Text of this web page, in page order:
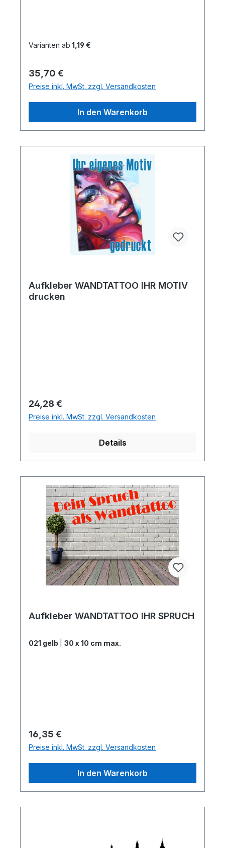
Varianten ab 1,19 €
Regulärer Preis:
35,70 €
Preise inkl. MwSt. zzgl. Versandkosten
In den Warenkorb
Aufkleber WANDTATTOO IHR MOTIV
drucken
Regulärer Preis:
24,28 €
Preise inkl. MwSt. zzgl. Versandkosten
Details
Aufkleber WANDTATTOO IHR SPRUCH
021 gelb 30 x 10 cm max.
Regulärer Preis:
16,35 €
Preise inkl. MwSt. zzgl. Versandkosten
In den Warenkorb